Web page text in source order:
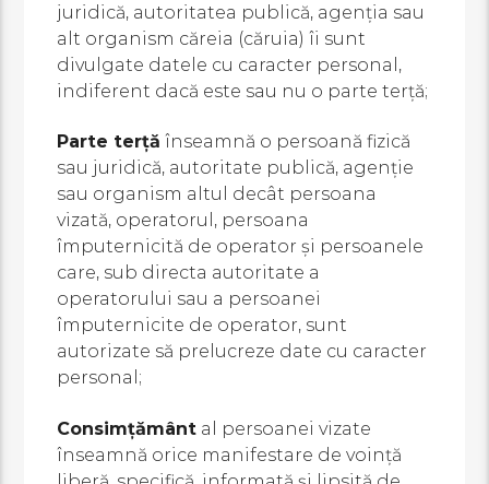
juridică, autoritatea publică, agenţia sau
alt organism căreia (căruia) îi sunt
divulgate datele cu caracter personal,
indiferent dacă este sau nu o parte terţă;
Parte terţă înseamnă o persoană fizică
sau juridică, autoritate publică, agenţie
sau organism altul decât persoana
vizată, operatorul, persoana
împuternicită de operator şi persoanele
care, sub directa autoritate a
operatorului sau a persoanei
împuternicite de operator, sunt
autorizate să prelucreze date cu caracter
personal;
Consimţământ al persoanei vizate
înseamnă orice manifestare de voinţă